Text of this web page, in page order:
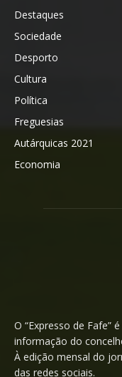
Destaques
Sociedade
Desporto
Cultura
Política
Freguesias
Autárquicas 2021
Economia
O “Expresso de Fafe”
informação do
À edição mensal do
das redes sociais.